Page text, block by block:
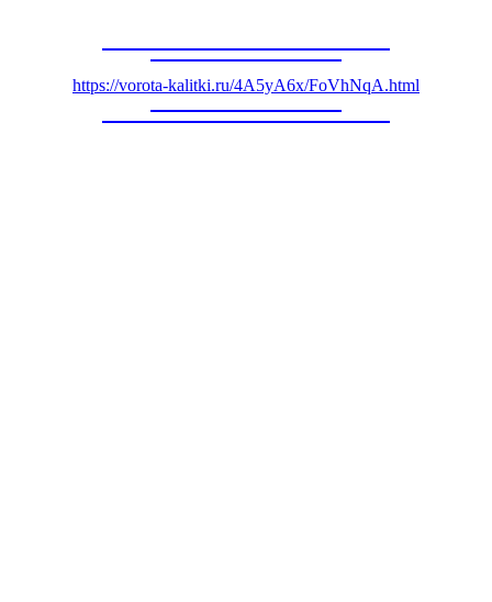
https://vorota-kalitki.ru/4A5yA6x/FoVhNqA.html